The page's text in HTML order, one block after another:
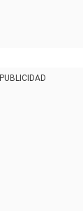
PUBLICIDAD